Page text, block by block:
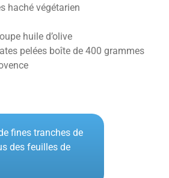
haché végétarien
huile d’olive
pelées boîte de 400 grammes
fines tranches de
des feuilles de